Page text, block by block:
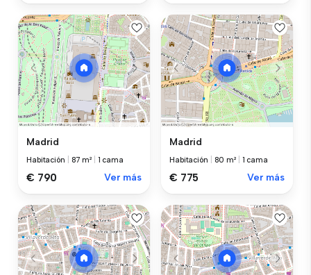
Madrid
Habitación 87 m² 1 cama
€ 790 Ver más
Madrid
Habitación 80 m² 1 cama
€ 775 Ver más